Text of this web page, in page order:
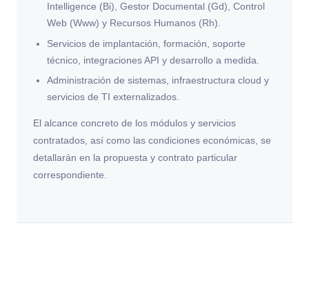
Intelligence (Bi), Gestor Documental (Gd), Control
Web (Www) y Recursos Humanos (Rh).
Servicios de implantación, formación, soporte
técnico, integraciones API y desarrollo a medida.
Administración de sistemas, infraestructura cloud y
servicios de TI externalizados.
El alcance concreto de los módulos y servicios
contratados, así como las condiciones económicas, se
detallarán en la propuesta y contrato particular
correspondiente.